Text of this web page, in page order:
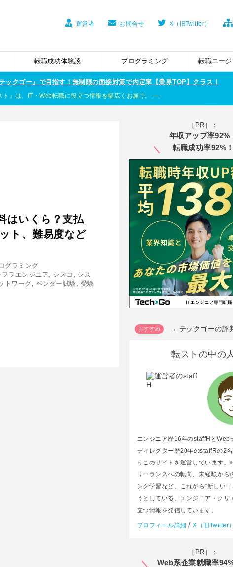
運営者 お問合せ X（旧Twitter）
転職成功体験談 プログラミング 転職エー
クゴー』で目指す！無制限の面接対策で内定率【業界TOP】クラス！
』は、IT・Web転職に役立つ情報を幅広くお届け。
はいくら？支払
ト、難易度など
グラミング
フラエンジニア, シスコ , シス
トワーク , ベンダー試験, 受験
［PR］：
年収アップ率92%
転職成功率92%！
→ テックゴーの評
転ストの中の人
エンジニア歴16年のstaffHとWeb
ディレクター歴20年のstaffRの2
りこのサイトを運営しています。
リーランスへの転向、未経験から
ング学習など、これから”新しい
うとしている、エンジニア・クリ
立つ情報を発信しています。
プロフィール詳細 /X（旧Twitter）
［PR］：
Web系企業就職率